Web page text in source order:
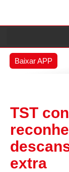
Baixar APP
TST
extra